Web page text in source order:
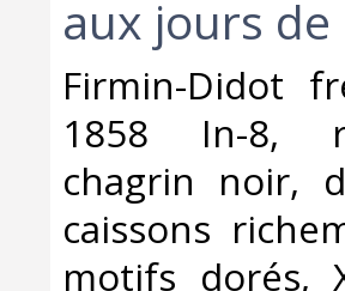
aux jours
‎Firmin-Didot
1858 In-8,
chagrin noir,
caissons
motifs dorés,